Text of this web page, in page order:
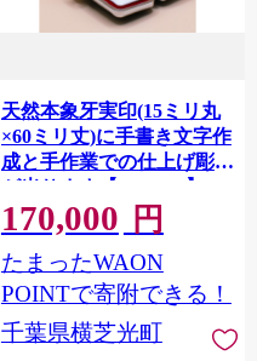
天然本象牙実印(15ミリ丸
×60ミリ丈)に手書き文字作
成と手作業での仕上げ彫り
が光ります【1623863】
170,000 円
たまったWAON
POINTで寄附できる！
千葉県横芝光町